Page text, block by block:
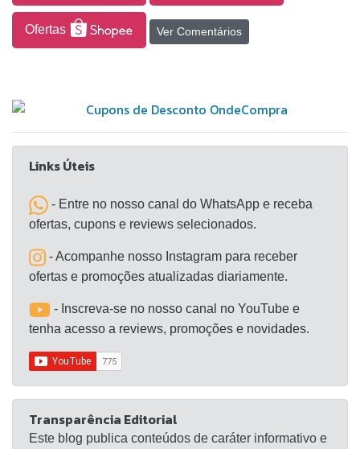
durante o jogo. Possuem elástico no tornozelo para
evitar que a caneleira desça, bem como também no
peito do pé, o que possibilita que o meião fique
atoalhado no calcanhar para evitar atrito com a
chuteira, bem como sola atoalhada, que além de
não deixar a meia escorregar no calçado, confere
conforto. Os meiões de futebol da Muvin são
desenvolvidos com um balanceamento certo entre
poliamida e algodão, materiais que conferem um
equilíbrio ideal entre conforto e respirabilidade
Ofertas Ver Comentários
Links Úteis
- Entre no nosso canal do WhatsApp e receba
ofertas, cupons e reviews selecionados.
- Acompanhe nosso Instagram para receber
ofertas e promoções atualizadas diariamente.
- Inscreva-se no nosso canal no YouTube e
tenha acesso a reviews, promoções e novidades.
Transparência Editorial
Este blog publica conteúdos de caráter informativo e